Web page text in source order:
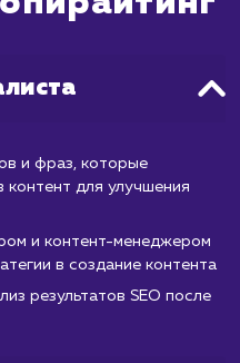
и
результаты от
стать заметными
публикации
более
роста